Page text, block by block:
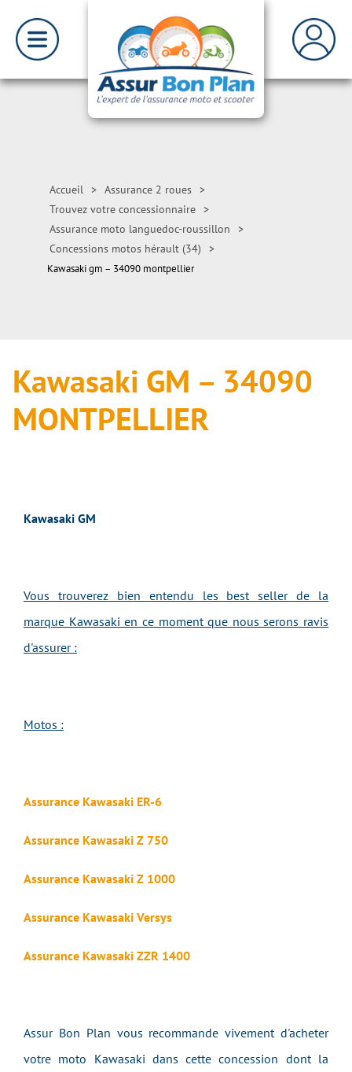
Accueil > Assurance 2 roues >
Trouvez votre concessionnaire >
Assurance moto languedoc-roussillon
>
Concessions motos hérault (34)
>
Kawasaki gm – 34090 montpellier
Kawasaki GM – 34090
MONTPELLIER
Kawasaki GM
Vous trouverez bien entendu les best seller de la
marque Kawasaki en ce moment que nous serons ravis
d'assurer :
Motos :
Assurance Kawasaki ER-6
Assurance Kawasaki Z 750
Assurance Kawasaki Z 1000
Assurance Kawasaki Versys
Assurance Kawasaki ZZR 1400
Assur Bon Plan vous recommande vivement d'acheter
votre moto Kawasaki dans cette concession dont la